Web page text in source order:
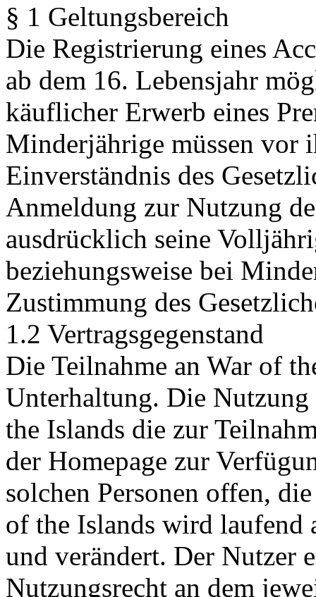
§ 1 Geltungsbereich
Die Registrierung eines
ab dem 16. Lebensjahr
käuflicher Erwerb eines
Minderjährige müssen vor
Einverständnis des
Anmeldung zur Nutzung
ausdrücklich seine
beziehungsweise bei
Zustimmung des
1.2 Vertragsgegenstand
Die Teilnahme an War of
Unterhaltung. Die
the Islands die zur
der Homepage zur
solchen Personen offen,
of the Islands wird laufend
und verändert. Der Nutzer
Nutzungsrecht an dem